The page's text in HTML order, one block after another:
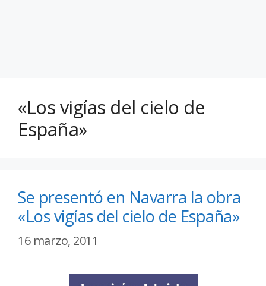
«Los vigías del cielo de
España»
Se presentó en Navarra la obra
«Los vigías del cielo de España»
16 marzo, 2011